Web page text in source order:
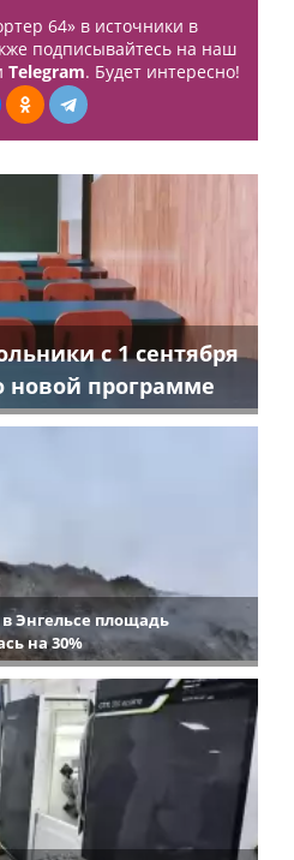
64» в источники в
подписывайтесь на наш
Telegram. Будет интересно!
с 1 сентября
новой программе
Энгельсе площадь
на 30%